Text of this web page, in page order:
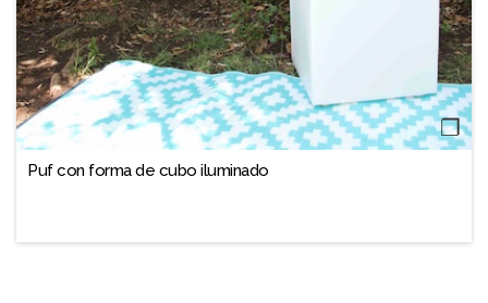
❐
Puf con forma de cubo iluminado